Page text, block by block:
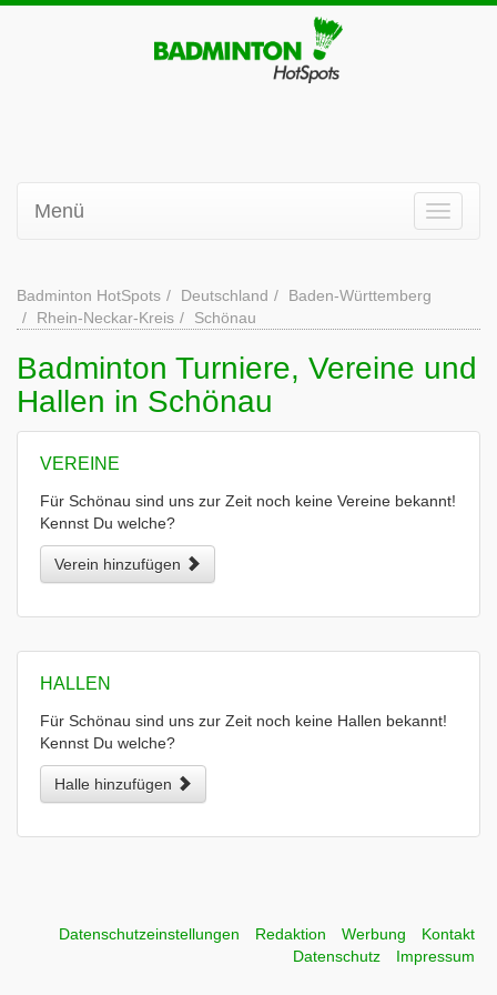
Menü
Badminton HotSpots Deutschland
Baden-Württemberg
Rhein-Neckar-Kreis
Schönau
Badminton Turniere, Vereine und
Hallen in Schönau
VEREINE
Für Schönau sind uns zur Zeit noch keine Vereine bekannt!
Kennst Du welche?
Verein hinzufügen
HALLEN
Für Schönau sind uns zur Zeit noch keine Hallen bekannt!
Kennst Du welche?
Halle hinzufügen
Datenschutzeinstellungen Redaktion Werbung
Kontakt
Datenschutz
Impressum